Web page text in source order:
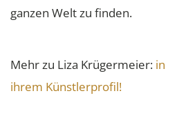
ganzen Welt zu finden.
Mehr zu Liza Krügermeier: in
ihrem Künstlerprofil!